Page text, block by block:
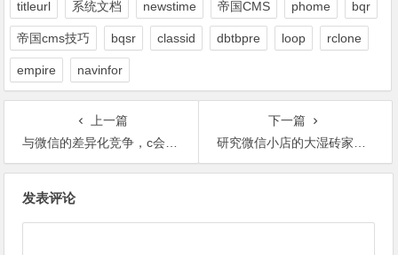
titleurl 系统文档 newstime 帝国CMS phome bqr
帝国cms技巧 bqsr classid dbtbpre loop rclone
empire navinfor
上一篇
与微信的差异化竞争，c会成为下一个手游分发平台吗？
下一篇
研究微信小店的大湿砖家请闭嘴，来听听微信第三方开发者的心声
发表评论